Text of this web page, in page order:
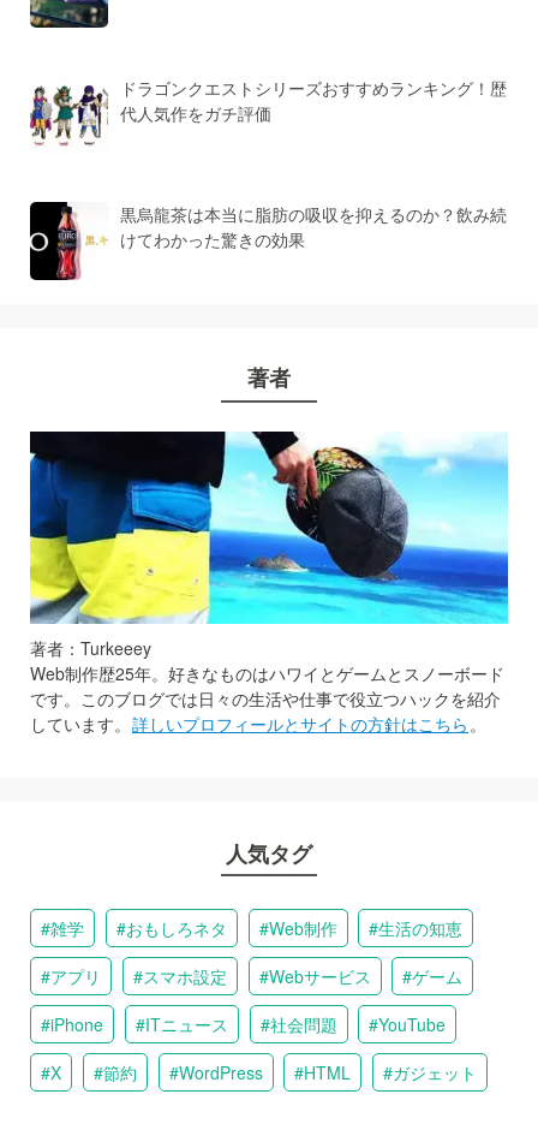
ドラゴンクエストシリーズおすすめランキング！歴
代人気作をガチ評価
黒烏龍茶は本当に脂肪の吸収を抑えるのか？飲み続
けてわかった驚きの効果
著者
著者：Turkeeey
Web制作歴25年。好きなものはハワイとゲームとスノーボード
です。このブログでは日々の生活や仕事で役立つハックを紹介
しています。 詳しいプロフィールとサイトの方針はこちら 。
人気タグ
雑学 おもしろネタ Web制作
生活の知恵
アプリ
スマホ設定 Webサービス
ゲーム
iPhone
ITニュース 社会問題
YouTube
X
節約 WordPress HTML ガジェット